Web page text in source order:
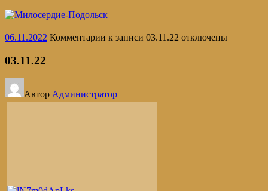
06.11.2022 Комментарии к записи 03.11.22 отключены
03.11.22
Автор Администратор